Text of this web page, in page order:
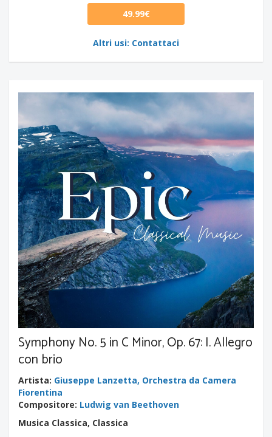
49.99€
Altri usi: Contattaci
Symphony No. 5 in C Minor, Op. 67: I. Allegro
con brio
Artista: Giuseppe Lanzetta, Orchestra da Camera
Fiorentina
Compositore: Ludwig van Beethoven
Musica Classica, Classica